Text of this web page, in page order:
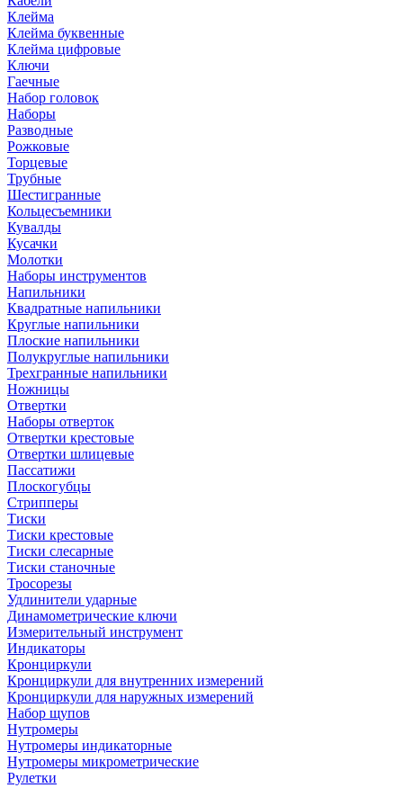
Клейма
Клейма буквенные
Клейма цифровые
Ключи
Гаечные
Набор головок
Наборы
Разводные
Рожковые
Торцевые
Трубные
Шестигранные
Кольцесъемники
Кувалды
Кусачки
Молотки
Наборы инструментов
Напильники
Квадратные напильники
Круглые напильники
Плоские напильники
Полукруглые напильники
Трехгранные напильники
Ножницы
Отвертки
Наборы отверток
Отвертки крестовые
Отвертки шлицевые
Пассатижи
Плоскогубцы
Стрипперы
Тиски
Тиски крестовые
Тиски слесарные
Тиски станочные
Тросорезы
Удлинители ударные
Динамометрические ключи
Измерительный инструмент
Индикаторы
Кронциркули
Кронциркули для внутренних измерений
Кронциркули для наружных измерений
Набор щупов
Нутромеры
Нутромеры индикаторные
Нутромеры микрометрические
Рулетки